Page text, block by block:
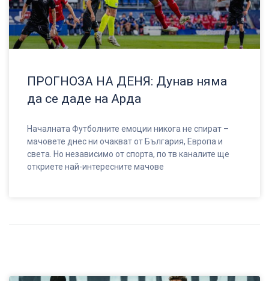
ПРОГНОЗА НА ДЕНЯ: Дунав няма
да се даде на Арда
Началната Футболните емоции никога не спират –
мачовете днес ни очакват от България, Европа и
света. Но независимо от спорта, по тв каналите ще
откриете най-интересните мачове